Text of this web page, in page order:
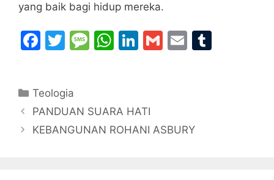
yang baik bagi hidup mereka.
F
e
b
o
T
er
M
a
g
W
A
p
Li
dI
n
G
E
Categories
Teologia
PANDUAN SUARA HATI
KEBANGUNAN ROHANI ASBURY